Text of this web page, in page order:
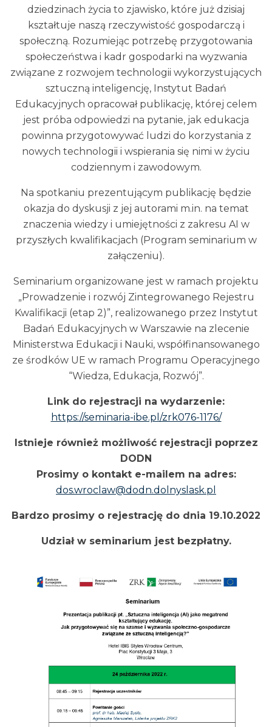
dziedzinach życia to zjawisko, które już dzisiaj
kształtuje naszą rzeczywistość gospodarczą i
społeczną. Rozumiejąc potrzebę przygotowania
społeczeństwa i kadr gospodarki na wyzwania
związane z rozwojem technologii wykorzystujących
sztuczną inteligencję, Instytut Badań
Edukacyjnych opracował publikację, której celem
jest próba odpowiedzi na pytanie, jak edukacja
powinna przygotowywać ludzi do korzystania z
nowych technologii i wspierania się nimi w życiu
codziennym i zawodowym.
Na spotkaniu prezentującym publikację będzie
okazja do dyskusji z jej autorami m.in. na temat
znaczenia wiedzy i umiejętności z zakresu AI w
przyszłych kwalifikacjach (Program seminarium w
załączeniu).
Seminarium organizowane jest w ramach projektu
„Prowadzenie i rozwój Zintegrowanego Rejestru
Kwalifikacji (etap 2)”, realizowanego przez Instytut
Badań Edukacyjnych w Warszawie na zlecenie
Ministerstwa Edukacji i Nauki, współfinansowanego
ze środków UE w ramach Programu Operacyjnego
“Wiedza, Edukacja, Rozwój”.
Link do rejestracji na wydarzenie:
https://seminaria-ibe.pl/zrk076-1176/
Istnieje również możliwość rejestracji poprzez
DODN
Prosimy o kontakt e-mailem na adres:
dos.wroclaw@dodn.dolnyslask.pl
Bardzo prosimy o rejestrację do dnia 19.10.2022
Udział w seminarium jest bezpłatny.